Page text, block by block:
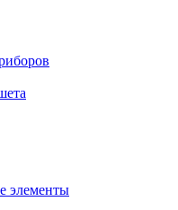
элементы